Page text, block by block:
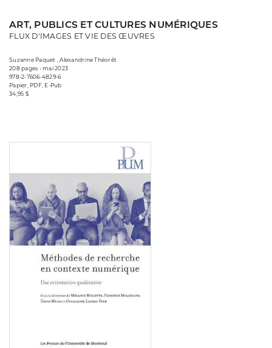
ART, PUBLICS ET CULTURES NUMÉRIQUES
FLUX D'IMAGES ET VIE DES ŒUVRES
Suzanne Paquet , Alexandrine Théorêt
208 pages • mai 2023
978-2-7606-4829-6
Papier, PDF, E-Pub
34,95 $